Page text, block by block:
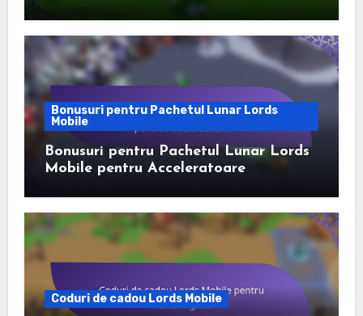
Bonusuri pentru Pachetul Lunar Lords
Mobile
Bonusuri pentru Pachetul Lunar Lords
Mobile pentru Acceleratoare
Coduri de cadou Lords Mobile